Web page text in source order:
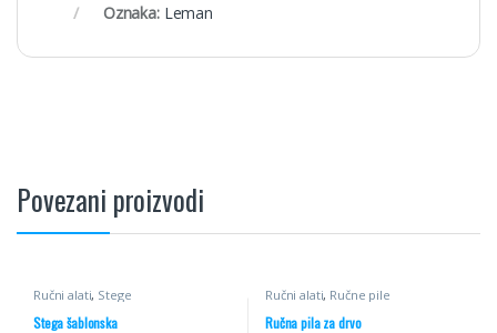
Oznaka: Leman
Povezani proizvodi
Ručni alati, Stege
Stega šablonska
Ručni alati, Ručne pile
Ručna pila za drvo